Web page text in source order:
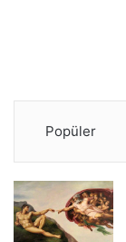
Popüler